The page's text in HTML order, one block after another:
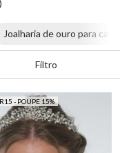
Joalharia de ouro para
Filtro
- POUPE 15%